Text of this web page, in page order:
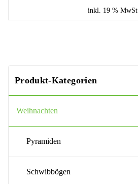
inkl. 19 % MwSt.
Produkt-Kategorien
Weihnachten
Pyramiden
Schwibbögen